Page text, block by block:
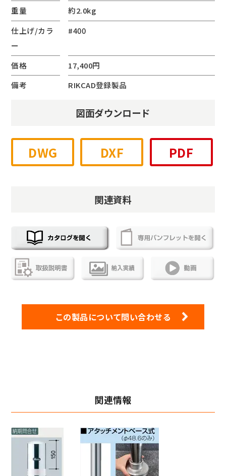
重量
約2.0kg
仕上げ/カラ
ー
#400
価格
17,400円
備考
RIKCAD登録製品
図面ダウンロード
DWG DXF PDF
関連資料
この製品について問い合わせる
関連情報